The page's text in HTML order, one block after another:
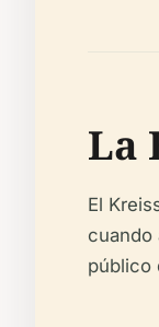
La
El
cuando
público